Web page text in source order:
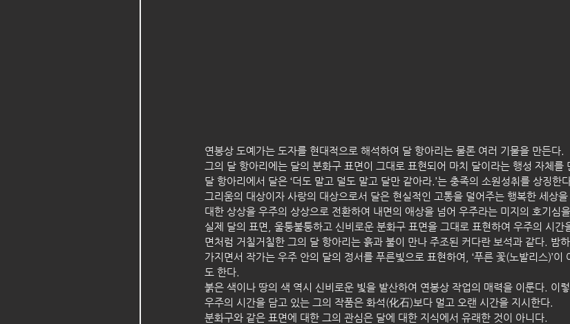
연봉상 도예가는 도자를 현대적으로 해석하여 달 항아리는 물론 여러 기물을 만든다.
그의 달 항아리에는 달의 분화구 표면이 그대로 표현되어 마치 달이라는 행성 자체를
달 항아리에서 달은 ‘더도 말고 덜도 말고 달만 같아라.’는 충족의 소원성취를 상징한
그리움의 대상이자 사랑의 대상으로서 달은 현실적인 고통을 덜어주는 행복한 세상
대한 상상을 우주의 상상으로 전환하여 내면의 애상을 넘어 우주라는 미지의 호기심
실제 달의 표면, 울퉁불퉁하고 신비로운 분화구 표면을 그대로 표현하여 우주의 시간
면처럼 거칠거칠한 그의 달 항아리는 흙과 불이 만나 주조된 커다란 보석과 같다. 밤
가지면서 작가는 우주 안의 달의 정서를 푸른빛으로 표현하여, ‘푸른 꽃(노발리스)’이
도 한다.
붉은 색이나 땅의 색 역시 신비로운 빛을 발산하여 연봉상 작업의 매력을 이룬다. 이렇
우주의 시간을 담고 있는 그의 작품은 화석(化石)보다 멀고 오랜 시간을 지시한다.
분화구와 같은 표면에 대한 그의 관심은 달에 대한 지식에서 유래한 것이 아니다.